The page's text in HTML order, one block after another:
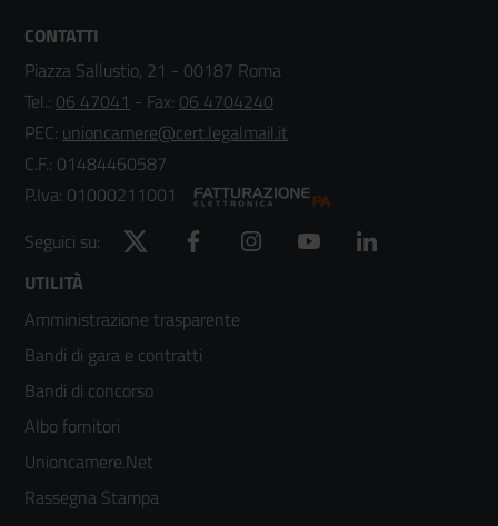
CONTATTI
Piazza Sallustio, 21 - 00187 Roma
Tel.: 06 47041 - Fax: 06 4704240
PEC: unioncamere@cert.legalmail.it
C.F.: 01484460587
P.Iva: 01000211001
Seguici su:
Twitter Facebook Instagram YouTube
Footer
menù
colonna
2
UTILITÀ
Amministrazione trasparente
Bandi di gara e contratti
Bandi di concorso
Albo fornitori
Unioncamere.Net
Rassegna Stampa